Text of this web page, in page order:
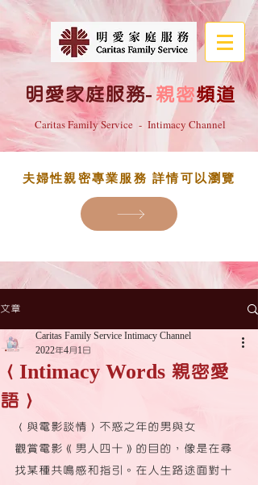
明愛家庭服務- 親密頻道
Caritas Family Service - Intimacy Channel
夫婦性親密專業服務 詳情可以瀏覽
文章
〈Intimacy Words 親密愛
語〉
Caritas Family Service Intimacy Channel
2022年4月1日
〈與電影談情〉不惑之年的男與女
觀賞電影《男人四十》的目的，像是在尋
找某種共鳴感和指引。在人生路途面對十